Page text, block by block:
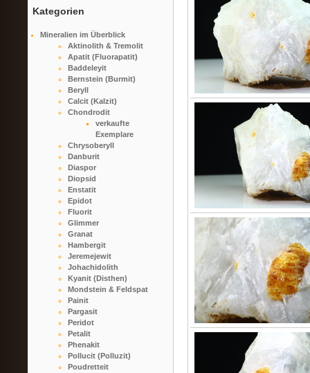
Kategorien
Mineralien im Überblick
Aktinolith & Tremolit
Apatit (Fluorapatit)
Baddeleyit
Bernstein (Burmit)
Beryll
Calcit (Kalzit)
Chondrodit
verkaufte
Exemplare
Chrysoberyll
Danburit
Diaspor
Diopsid
Enstatit
Epidot
Fluorit
Glimmer
Granat
Hambergit
Jeremejewit
Johachidolith
Kyanit (Disthen)
Mondstein & Feldspat
Painit
Pargasit
Peridot
Petalit
Phenakit
Pollucit (Polluzit)
Poudretteit